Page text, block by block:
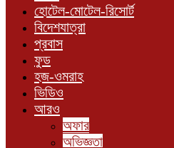
হোটেল-মোটেল-রিসোর্ট
বিদেশযাত্রা
প্রবাস
ফুড
হজ-ওমরাহ
ভিডিও
আরও
অফার
অভিজ্ঞতা